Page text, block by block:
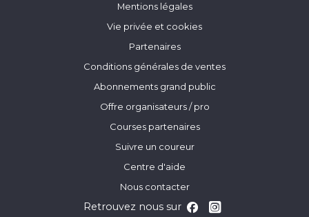
Mentions légales
Vie privée et cookies
Partenaires
Conditions générales de ventes
Abonnements grand public
Offre organisateurs / pro
Courses partenaires
Suivre un coureur
Centre d'aide
Nous contacter
Retrouvez nous sur